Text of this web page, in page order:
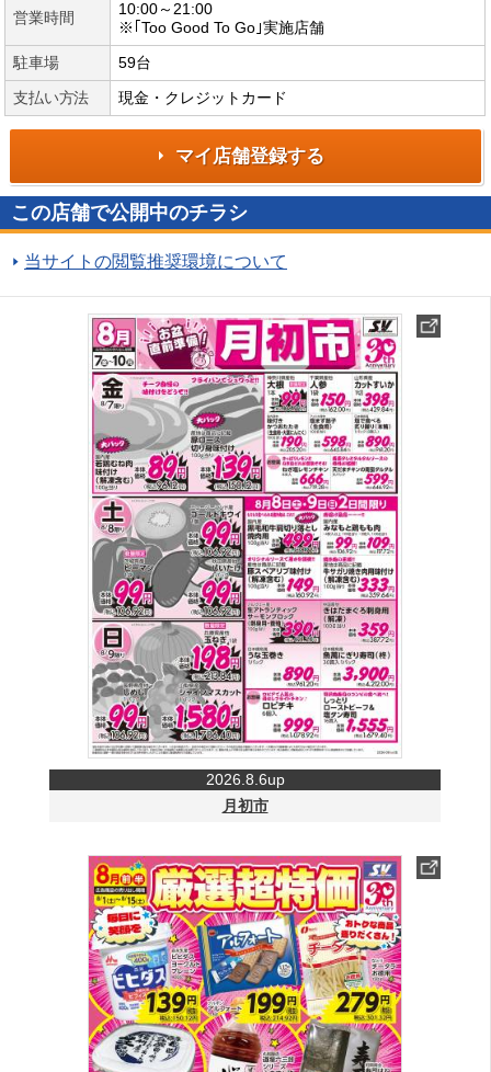
営業時間
10:00～21:00
※｢Too Good To Go｣実施店舗
駐車場 59台
支払い方法 現金・クレジットカード
マイ店舗登録する
この店舗で公開中のチラシ
当サイトの閲覧推奨環境について
2026.8.6up
月初市